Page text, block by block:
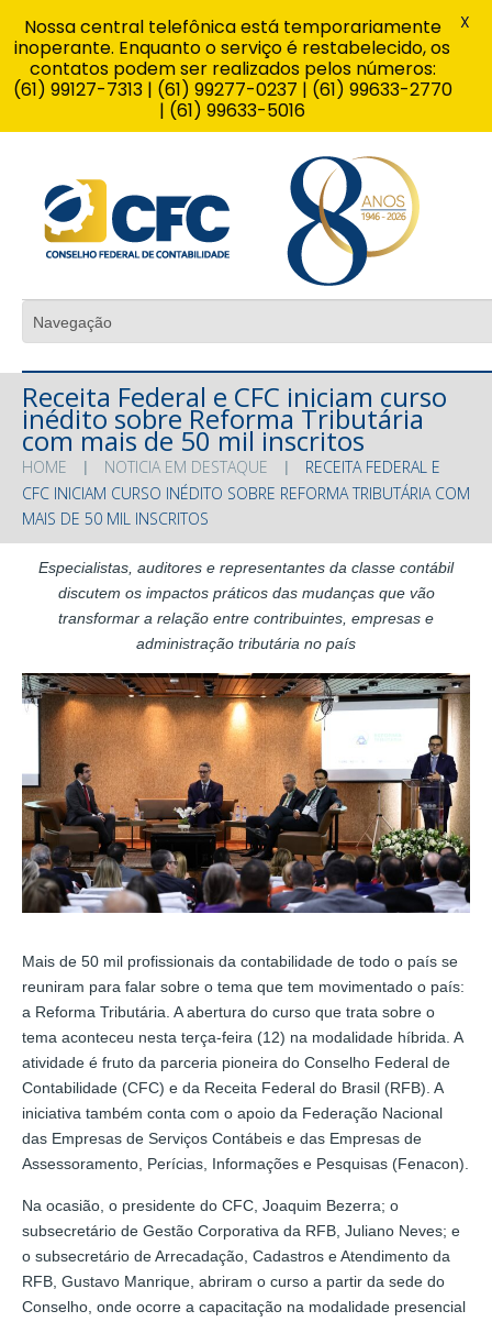
Receita Federal e CFC iniciam curso
inédito sobre Reforma Tributária
com mais de 50 mil inscritos
HOME NOTICIA EM DESTAQUE
RECEITA FEDERAL E
CFC INICIAM CURSO INÉDITO SOBRE REFORMA TRIBUTÁRIA COM
MAIS DE 50 MIL INSCRITOS
Especialistas, auditores e representantes da classe contábil
discutem os impactos práticos das mudanças que vão
transformar a relação entre contribuintes, empresas e
administração tributária no país
Mais de 50 mil profissionais da contabilidade de todo o país se
reuniram para falar sobre o tema que tem movimentado o país:
a Reforma Tributária. A abertura do curso que trata sobre o
tema aconteceu nesta terça-feira (12) na modalidade híbrida. A
atividade é fruto da parceria pioneira do Conselho Federal de
Contabilidade (CFC) e da Receita Federal do Brasil (RFB). A
iniciativa também conta com o apoio da Federação Nacional
das Empresas de Serviços Contábeis e das Empresas de
Assessoramento, Perícias, Informações e Pesquisas (Fenacon).
Na ocasião, o presidente do CFC, Joaquim Bezerra; o
subsecretário de Gestão Corporativa da RFB, Juliano Neves; e
o subsecretário de Arrecadação, Cadastros e Atendimento da
RFB, Gustavo Manrique, abriram o curso a partir da sede do
Conselho, onde ocorre a capacitação na modalidade presencial
Nossa central telefônica está temporariamente
inoperante. Enquanto o serviço é restabelecido, os
contatos podem ser realizados pelos números:
(61) 99127-7313 | (61) 99277-0237 | (61) 99633-2770
| (61) 99633-5016
X